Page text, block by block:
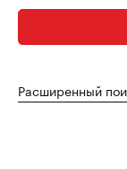
Расширенный